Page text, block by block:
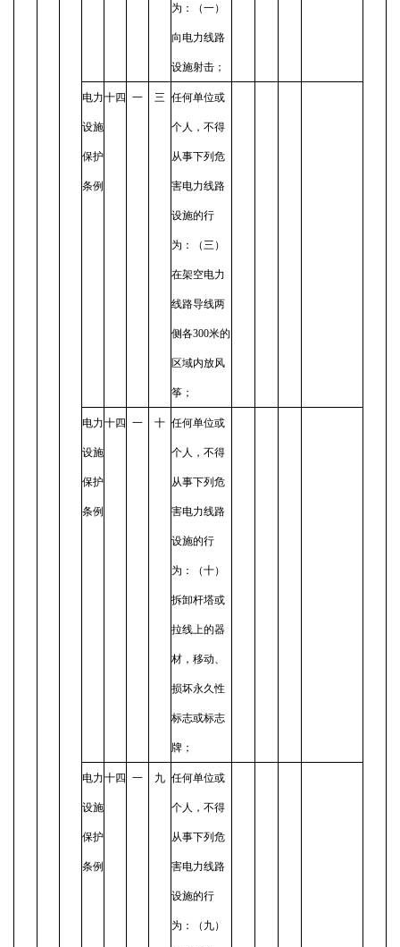
为：（一）
向电力线路
设施射击；
电力
设施
保护
条例
十四 一 三 任何单位或
个人，不得
从事下列危
害电力线路
设施的行
为：（三）
在架空电力
线路导线两
侧各300米的
区域内放风
筝；
电力
设施
保护
条例
十四 一 十 任何单位或
个人，不得
从事下列危
害电力线路
设施的行
为：（十）
拆卸杆塔或
拉线上的器
材，移动、
损坏永久性
标志或标志
牌；
电力
设施
保护
条例
十四 一 九 任何单位或
个人，不得
从事下列危
害电力线路
设施的行
为：（九）